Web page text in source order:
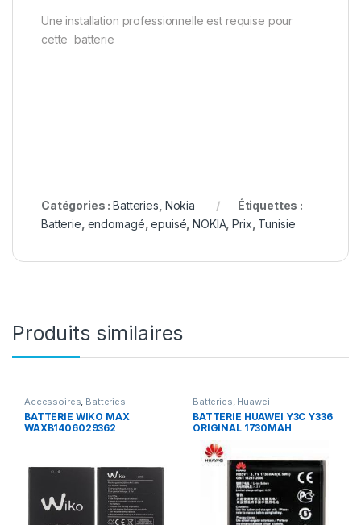
Une installation professionnelle est requise pour
cette batterie
Catégories :Batteries Nokia
Étiquettes :
Batterie endomagé ,epuisé ,NOKIA,Prix Tunisie
Produits similaires
Accessoires, Batteries
BATTERIE WIKO MAX
WAXB1406029362
Batteries, Huawei
BATTERIE HUAWEI Y3C Y336
ORIGINAL 1730MAH